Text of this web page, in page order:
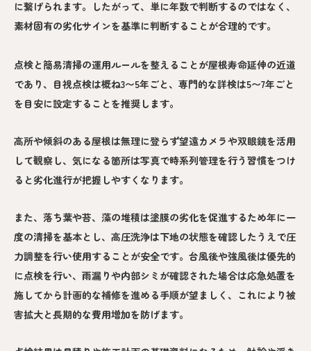
に繋げられます。したがって、単に年数で判断するのではなく、
素材固有の劣化サインを基準に判断することが合理的です。
点検と簡易清掃の運用ルールを整えることが屋根寿命延伸の近道
であり、目視点検は概ね3〜5年ごと、専門的な詳検は5〜7年ごと
を目安に設定することを推奨します。
高所や傾斜のある屋根は無理に登らず望遠カメラや双眼鏡を活用
して観察し、気になる箇所は写真で時系列管理を行う習慣をつけ
ると劣化進行が把握しやすくなります。
また、落ち葉や苔、藻の堆積は塗膜の劣化を促進するため年に一
度の清掃を基本とし、高圧洗浄は下地の状態を確認したうえで圧
力調整を行い使用することが安全です。台風後や強風後は優先的
に点検を行い、雨漏りや内部シミが確認された場合は応急処置を
施してから計画的な補修を進める手順が望ましく、これにより被
害拡大と長期的な費用増加を防げます。